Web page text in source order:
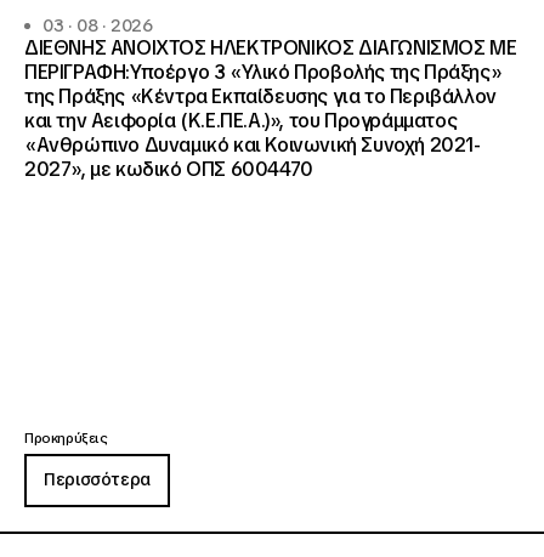
03 · 08 · 2026
ΔΙΕΘΝΗΣ ΑΝΟΙΧΤΟΣ ΗΛΕΚΤΡΟΝΙΚΟΣ ΔΙΑΓΩΝΙΣΜΟΣ ΜΕ
ΠΕΡΙΓΡΑΦΗ:Υποέργο 3 «Υλικό Προβολής της Πράξης»
της Πράξης «Κέντρα Εκπαίδευσης για το Περιβάλλον
και την Αειφορία (Κ.Ε.ΠΕ.Α.)», του Προγράμματος
«Ανθρώπινο Δυναμικό και Κοινωνική Συνοχή 2021-
2027», με κωδικό ΟΠΣ 6004470
Προκηρύξεις
Περισσότερα